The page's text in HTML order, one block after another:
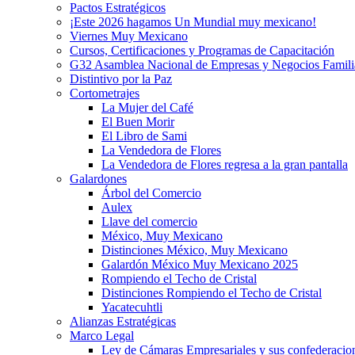
Pactos Estratégicos
¡Este 2026 hagamos Un Mundial muy mexicano!
Viernes Muy Mexicano
Cursos, Certificaciones y Programas de Capacitación
G32 Asamblea Nacional de Empresas y Negocios
Distintivo por la Paz
Cortometrajes
La Mujer del Café
El Buen Morir
El Libro de Sami
La Vendedora de Flores
La Vendedora de Flores regresa a la gran pantalla
Galardones
Árbol del Comercio
Aulex
Llave del comercio
México, Muy Mexicano
Distinciones México, Muy Mexicano
Galardón México Muy Mexicano 2025
Rompiendo el Techo de Cristal
Distinciones Rompiendo el Techo de Cristal
Yacatecuhtli
Alianzas Estratégicas
Marco Legal
Ley de Cámaras Empresariales y sus